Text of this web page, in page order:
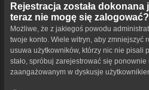
Rejestracja została dokonana
teraz nie mogę się
Możliwe, że z jakiegoś powodu
twoje konto. Wiele witryn, aby zmniejszyć
usuwa użytkowników, którzy nic nie pisali
stało, spróbuj zarejestrować się
zaangażowanym w dyskusje